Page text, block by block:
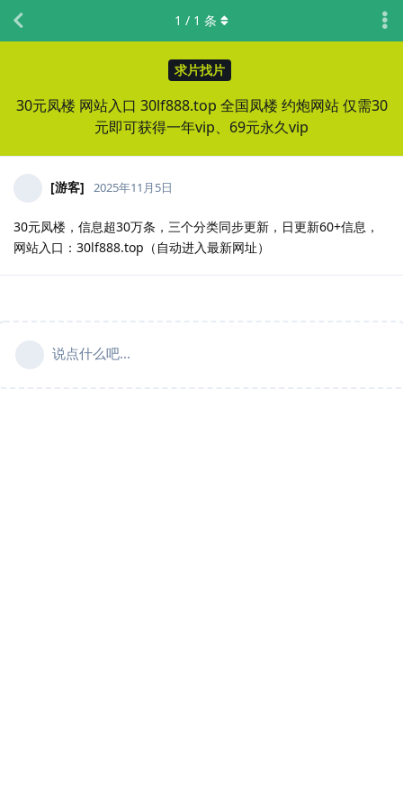
求片找片
30元凤楼 网站入口 30lf888.top 全国凤楼 约炮网站 仅需30
元即可获得一年vip、69元永久vip
1 / 1 条
[游客] 2025年11月5日
30元凤楼，信息超30万条，三个分类同步更新，日更新60+信息，
网站入口：30lf888.top（自动进入最新网址）
说点什么吧...